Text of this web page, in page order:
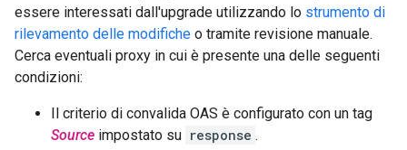
essere interessati dall'upgrade utilizzando lo strumento di
rilevamento delle modifiche o tramite revisione manuale.
Cerca eventuali proxy in cui è presente una delle seguenti
condizioni:
Il criterio di convalida OAS è configurato con un tag
Source impostato su response .